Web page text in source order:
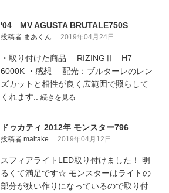
'04 MV AGUSTA BRUTALE750S
投稿者 まあくん 2019年04月24日
・取り付けた商品 RIZINGⅡ H7
6000K ・感想 配光：ブルターレのレン
ズカットと相性が良く広範囲で照らして
くれます.. 続きを見る
ドゥカティ 2012年 モンスター796
投稿者 maitake 2019年04月12日
スフィアライトLED取り付けました！ 明
るくて満足です☆ モンスターはライトの
部分が狭い作りになっているので取り付